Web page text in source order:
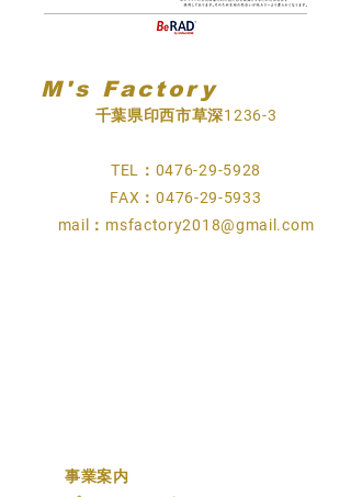
M's Factory
千葉県印西市草深1236-3
TEL：0476-29-5928
FAX：0476-29-5933
mail： msfactory2018@gmail.com
​事業案内